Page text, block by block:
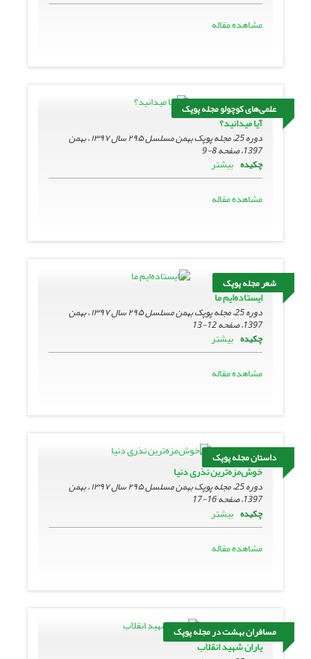
مشاهده مقاله
علمی‌های کوچولو مجله پوپک
آیا میدانید؟
دوره 25، مجله پوپک بهمن مسلسل ۲۹۵ سال ۱۳۹۷ ، بهمن
1397، صفحه
8-9
چکیده بیشتر
مشاهده مقاله
شعر مجله پوپک
ایستاده‌ایم ما
دوره 25، مجله پوپک بهمن مسلسل ۲۹۵ سال ۱۳۹۷ ، بهمن
1397، صفحه
12-13
چکیده بیشتر
مشاهده مقاله
داستان مجله پوپک
خوش‌مزه‌ترین نذری دنیا
دوره 25، مجله پوپک بهمن مسلسل ۲۹۵ سال ۱۳۹۷ ، بهمن
1397، صفحه
16-17
چکیده بیشتر
مشاهده مقاله
مسافران بهشت در مجله پوپک
یاران شهید انقلاب